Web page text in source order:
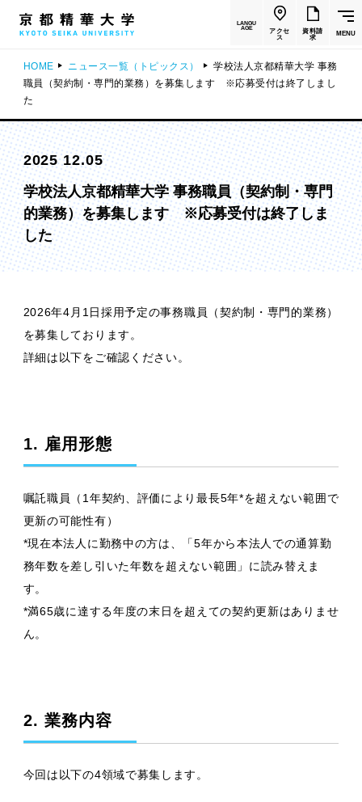
LANGU
AGE
アクセ
ス
資料請
求
MENU
HOME ニュース一覧（トピックス）
学校法人京都精華大学 事務
職員（契約制・専門的業務）を募集します ※応募受付は終了しまし
た
2025 12.05
学校法人京都精華大学 事務職員（契約制・専門
的業務）を募集します ※応募受付は終了しま
した
2026年4月1日採用予定の事務職員（契約制・専門的業務）
を募集しております。
詳細は以下をご確認ください。
1. 雇用形態
嘱託職員（1年契約、評価により最長5年*を超えない範囲で
更新の可能性有）
*現在本法人に勤務中の方は、「5年から本法人での通算勤
務年数を差し引いた年数を超えない範囲」に読み替えま
す。
*満65歳に達する年度の末日を超えての契約更新はありませ
ん。
2. 業務内容
今回は以下の4領域で募集します。